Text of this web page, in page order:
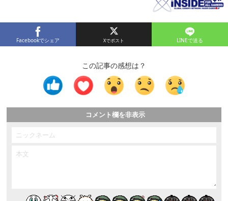
Facebookでシェア LINEで送る
この記事の感想は？
コメント欄を非表示